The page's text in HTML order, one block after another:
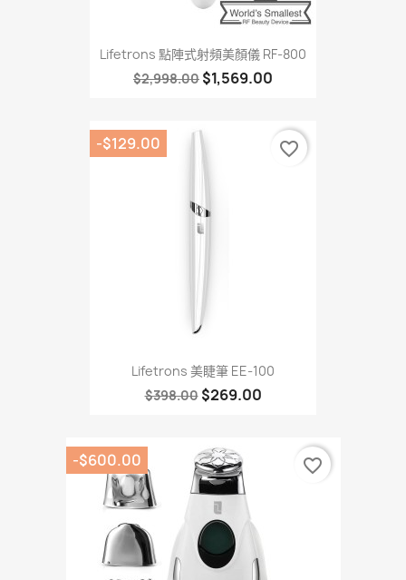
Lifetrons 點陣式射頻美顏儀 RF-800
$2,998.00 $1,569.00
Lifetrons 美睫筆 EE-100
$398.00 $269.00
-$129.00 favorite_border
-$600.00 favorite_border